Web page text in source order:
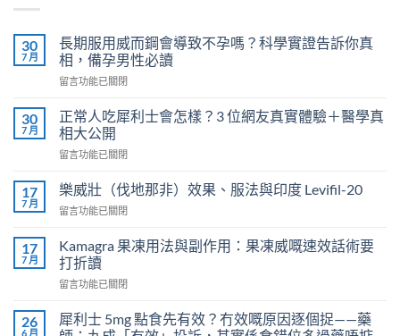
30
7 月
長期服用威而鋼會導致不孕嗎？科學實證告訴你真
相，備孕男性必讀
在
期
服
用
威
鋼
導
不
孕
嗎？
實
留言功能已關閉
30
7 月
正常人吃犀利士會怎樣？3 位網友真實體驗＋醫學真
相大公開
在
常
人
吃
利
士
怎
3
留言功能已關閉
17
7 月
樂威壯（伐地那非）效果、服法與印度 Levifil-20
在
威
壯
（伐
地
非）
效
留言功能已關閉
17
7 月
Kamagra 果凍用法與副作用：果凍威嘅速效話術要
打折讀
在
果
凍
留言功能已關閉
26
6 月
犀利士 5mg 點食先有效？冇效嘅原因逐個捉——藥